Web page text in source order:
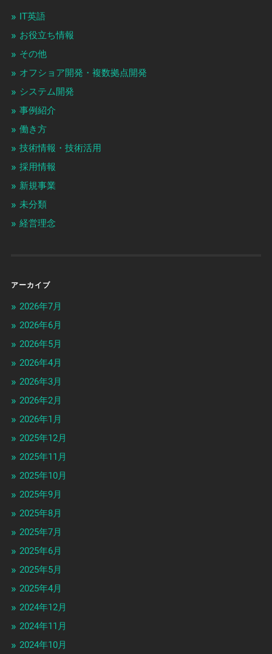
IT英語
お役立ち情報
その他
オフショア開発・複数拠点開発
システム開発
事例紹介
働き方
技術情報・技術活用
採用情報
新規事業
未分類
経営理念
アーカイブ
2026年7月
2026年6月
2026年5月
2026年4月
2026年3月
2026年2月
2026年1月
2025年12月
2025年11月
2025年10月
2025年9月
2025年8月
2025年7月
2025年6月
2025年5月
2025年4月
2024年12月
2024年11月
2024年10月